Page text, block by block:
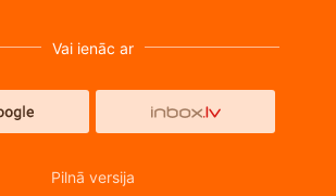
Vai ienāc ar
Pilnā versija